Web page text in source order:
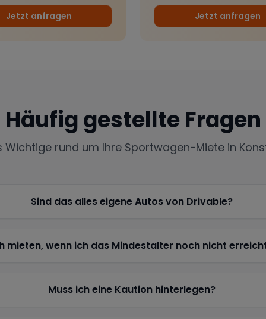
Jetzt anfragen Jetzt anfragen
Häufig gestellte Fragen
Wichtige rund um Ihre Sportwagen-Miete in
Sind das alles eigene Autos von Drivable?
mieten, wenn ich das Mindestalter noch nicht
Muss ich eine Kaution hinterlegen?